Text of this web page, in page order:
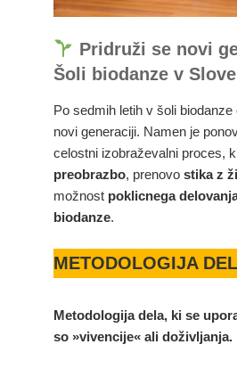
Pridruži se novi
Šoli biodanze v
Po sedmih letih v šoli
novi generaciji. Namen je
celostni izobraževalni proces,
preobrazbo, prenovo stika z
možnost poklicnega
biodanze.
METODOLOGIJA
Metodologija dela, ki se
so »vivencije« ali doživljanja.